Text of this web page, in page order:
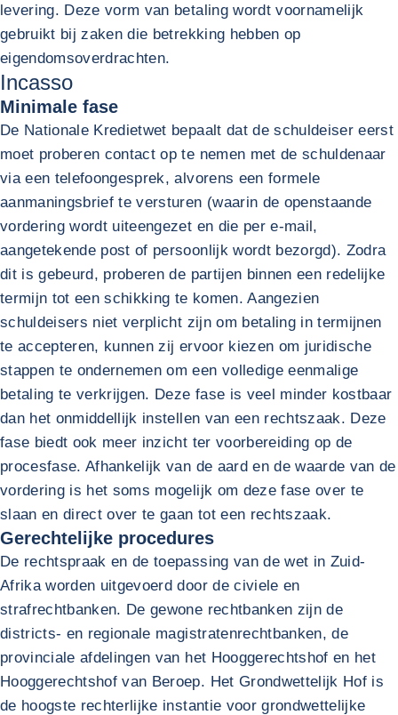
levering. Deze vorm van betaling wordt voornamelijk
gebruikt bij zaken die betrekking hebben op
eigendomsoverdrachten.
Incasso
Minimale fase
De Nationale Kredietwet bepaalt dat de schuldeiser eerst
moet proberen contact op te nemen met de schuldenaar
via een telefoongesprek, alvorens een formele
aanmaningsbrief te versturen (waarin de openstaande
vordering wordt uiteengezet en die per e-mail,
aangetekende post of persoonlijk wordt bezorgd). Zodra
dit is gebeurd, proberen de partijen binnen een redelijke
termijn tot een schikking te komen. Aangezien
schuldeisers niet verplicht zijn om betaling in termijnen
te accepteren, kunnen zij ervoor kiezen om juridische
stappen te ondernemen om een volledige eenmalige
betaling te verkrijgen. Deze fase is veel minder kostbaar
dan het onmiddellijk instellen van een rechtszaak. Deze
fase biedt ook meer inzicht ter voorbereiding op de
procesfase. Afhankelijk van de aard en de waarde van de
vordering is het soms mogelijk om deze fase over te
slaan en direct over te gaan tot een rechtszaak.
Gerechtelijke procedures
De rechtspraak en de toepassing van de wet in Zuid-
Afrika worden uitgevoerd door de civiele en
strafrechtbanken. De gewone rechtbanken zijn de
districts- en regionale magistratenrechtbanken, de
provinciale afdelingen van het Hooggerechtshof en het
Hooggerechtshof van Beroep. Het Grondwettelijk Hof is
de hoogste rechterlijke instantie voor grondwettelijke